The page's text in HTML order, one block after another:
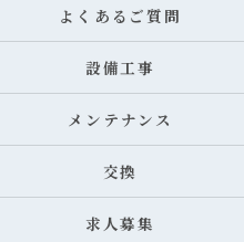
よくあるご質問
設備工事
メンテナンス
交換
求人募集